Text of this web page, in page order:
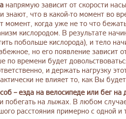
напрямую зависит от скорости
знают, что в какой-то момент во
момент, когда уже не то что
кислородом. В результате
побольше кислорода), и тело
но его появление зависит
по времени будет
и держать нагрузку
не влияет то, как Вы
– езда на велосипеде или бег на
побегать на лыжах. В любом
расстояния примерно с одной и